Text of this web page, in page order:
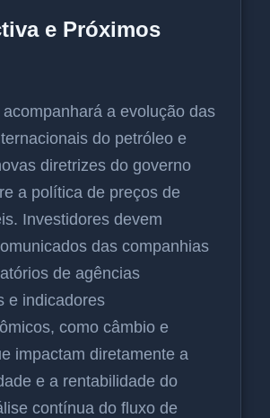
e Próximos
a evolução das
do petróleo e
diretrizes do governo
a política de preços de
Investidores devem
das companhias
de agências
e indicadores
como câmbio e
impactam diretamente a
e a rentabilidade do
contínua do fluxo de